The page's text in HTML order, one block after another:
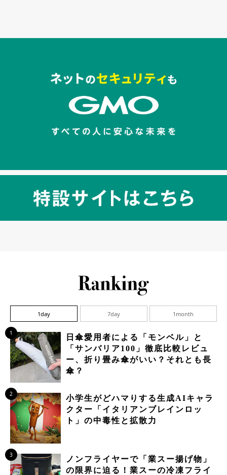
セキュリティキャンペーンでのバナー
1day 7day 1month
1
日傘愛用者による「モンベル」と
「サンバリア100」徹底比較レビュ
ー、折り畳み傘がいい？それとも長
傘？
2
小学生がどハマりする生成AIキャラ
クター「イタリアンブレインロッ
ト」の中毒性と拡散力
3
ノンフライヤーで「業スー揚げ物」
の限界に迫る！業スーの冷凍フライ